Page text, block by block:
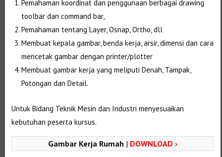
Pemahaman koordinat dan penggunaan berbagai drawing
toolbar dan command bar,
Pemahaman tentang Layer, Osnap, Ortho, dll
Membuat kepala gambar, benda kerja, arsir, dimensi dan cara
mencetak gambar dengan printer/plotter
Membuat gambar kerja yang meliputi Denah, Tampak,
Potongan dan Detail.
Untuk Bidang Teknik Mesin dan Industri menyesuaikan
kebutuhan peserta kursus.
Gambar Kerja Rumah | DOWNLOAD ›